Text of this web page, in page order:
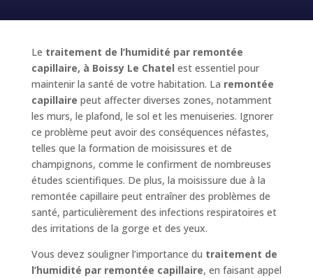
Le traitement de l’humidité par remontée
capillaire, à Boissy Le Chatel est essentiel pour
maintenir la santé de votre habitation. La remontée
capillaire peut affecter diverses zones, notamment
les murs, le plafond, le sol et les menuiseries. Ignorer
ce problème peut avoir des conséquences néfastes,
telles que la formation de moisissures et de
champignons, comme le confirment de nombreuses
études scientifiques. De plus, la moisissure due à la
remontée capillaire peut entraîner des problèmes de
santé, particulièrement des infections respiratoires et
des irritations de la gorge et des yeux.
Vous devez souligner l’importance du traitement de
l’humidité par remontée capillaire, en faisant appel